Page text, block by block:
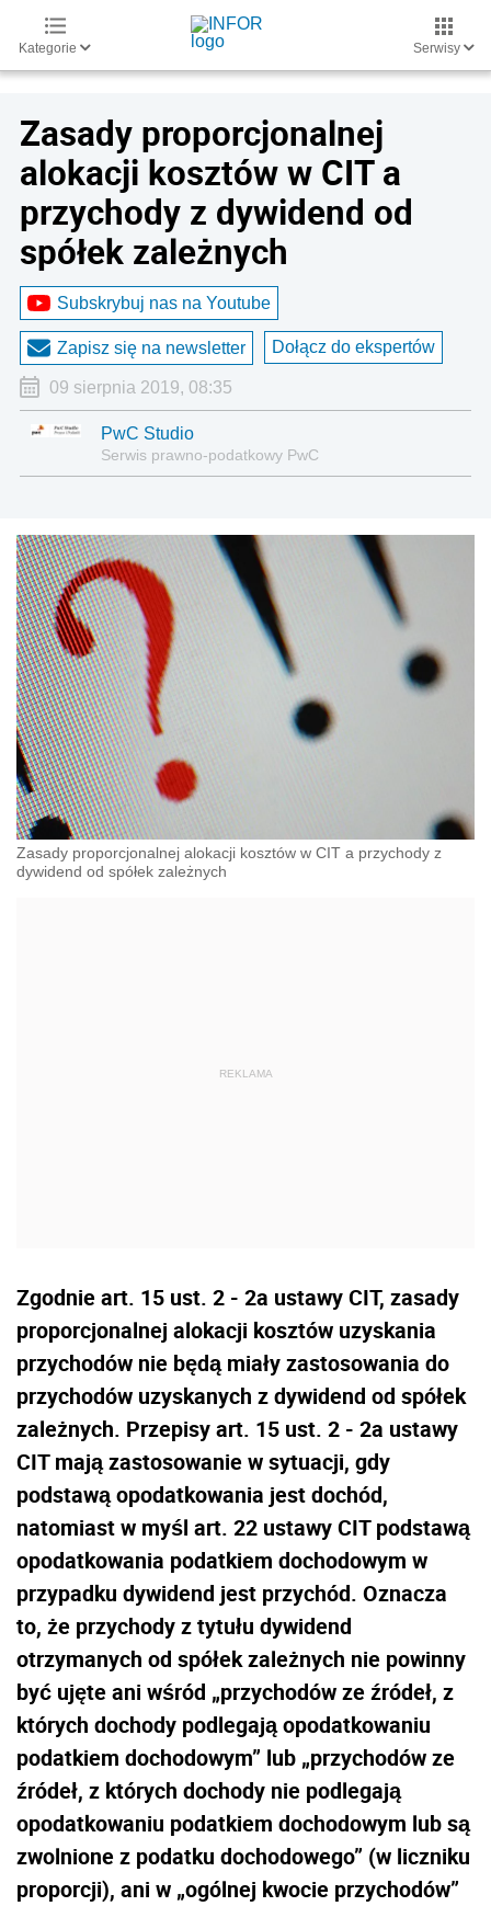
Kategorie Serwisy
Zasady proporcjonalnej
alokacji kosztów w CIT a
przychody z dywidend od
spółek zależnych
Subskrybuj nas na Youtube
Zapisz się na newsletter Dołącz do ekspertów
09 sierpnia 2019, 08:35
PwC Studio
Serwis prawno-podatkowy PwC
Zasady proporcjonalnej alokacji kosztów w CIT a przychody z
dywidend od spółek zależnych
Zgodnie art. 15 ust. 2 - 2a ustawy CIT, zasady
proporcjonalnej alokacji kosztów uzyskania
przychodów nie będą miały zastosowania do
przychodów uzyskanych z dywidend od spółek
zależnych. Przepisy art. 15 ust. 2 - 2a ustawy
CIT mają zastosowanie w sytuacji, gdy
podstawą opodatkowania jest dochód,
natomiast w myśl art. 22 ustawy CIT podstawą
opodatkowania podatkiem dochodowym w
przypadku dywidend jest przychód. Oznacza
to, że przychody z tytułu dywidend
otrzymanych od spółek zależnych nie powinny
być ujęte ani wśród „przychodów ze źródeł, z
których dochody podlegają opodatkowaniu
podatkiem dochodowym” lub „przychodów ze
źródeł, z których dochody nie podlegają
opodatkowaniu podatkiem dochodowym lub są
zwolnione z podatku dochodowego” (w liczniku
proporcji), ani w „ogólnej kwocie przychodów”